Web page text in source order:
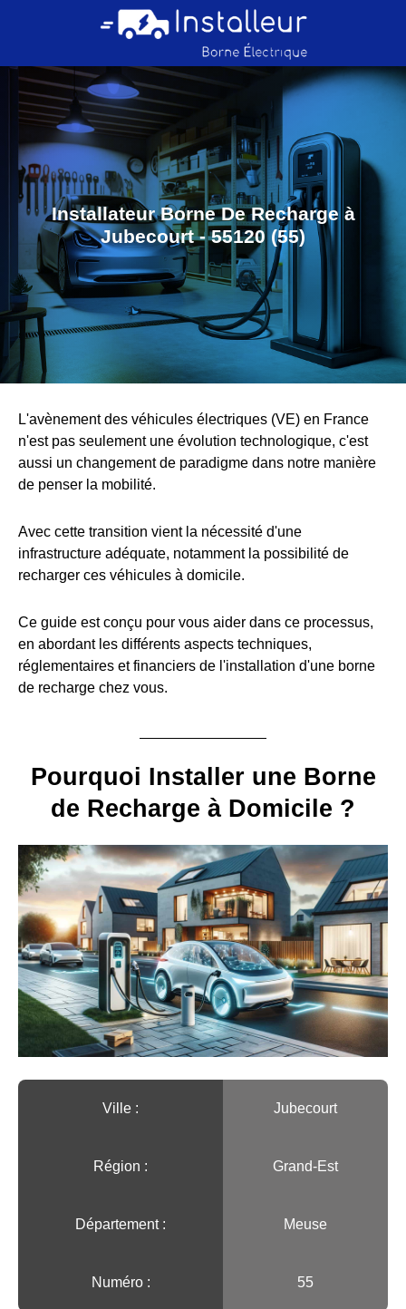
Installateur Borne De Recharge à
Jubecourt - 55120 (55)
L'avènement des véhicules électriques (VE) en France
n'est pas seulement une évolution technologique, c'est
aussi un changement de paradigme dans notre manière
de penser la mobilité.
Avec cette transition vient la nécessité d'une
infrastructure adéquate, notamment la possibilité de
recharger ces véhicules à domicile.
Ce guide est conçu pour vous aider dans ce processus,
en abordant les différents aspects techniques,
réglementaires et financiers de l'installation d'une borne
de recharge chez vous.
Pourquoi Installer une Borne
de Recharge à Domicile ?
Ville :️ Jubecourt
Région :️ Grand-Est
Département : Meuse
Numéro : 55